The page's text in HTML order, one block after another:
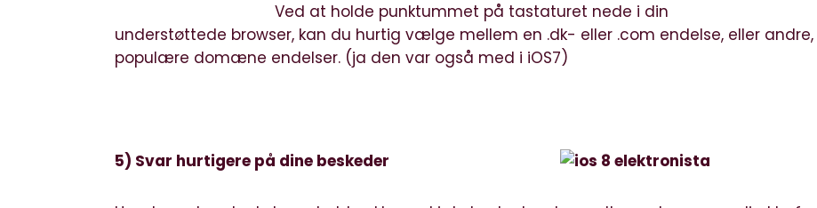
Ved at holde punktummet på tastaturet nede i din
understøttede browser, kan du hurtig vælge mellem en .dk- eller .com endelse, eller andre,
populære domæne endelser. (ja den var også med i iOS7)
5) Svar hurtigere på dine beskeder